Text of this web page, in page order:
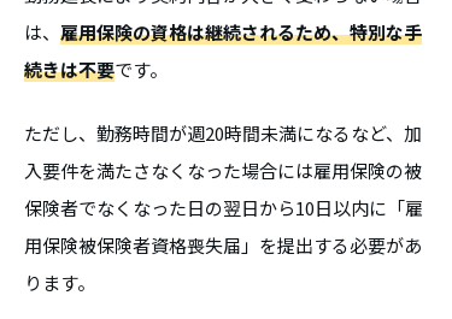
は、 雇用保険の資格は継続されるため、特別な手
続きは不要です。
ただし、勤務時間が週20時間未満になるなど、加
入要件を満たさなくなった場合には雇用保険の被
保険者でなくなった日の翌日から10日以内に「雇
用保険被保険者資格喪失届」を提出する必要があ
ります。